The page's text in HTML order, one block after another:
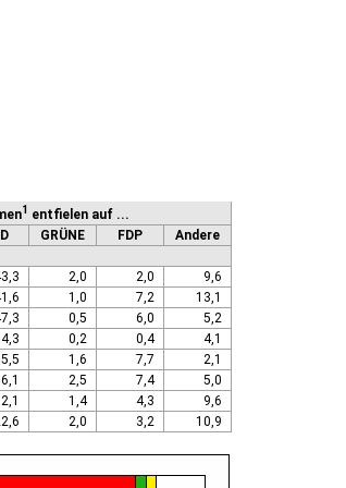
1 entfielen auf ...
GRÜNE FDP
Andere
2,0 2,0
9,6
1,0 7,2
13,1
0,5 6,0
5,2
0,2 0,4
4,1
1,6 7,7
2,1
2,5 7,4
5,0
1,4 4,3
9,6
2,0 3,2 10,9